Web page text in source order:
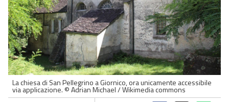
La chiesa di San Pellegrino a Giornico, ora unicamente accessibile
via applicazione. © Adrian Michael / Wikimedia commons